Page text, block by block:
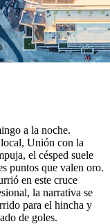
a la noche.
Unión con la
el césped suele
puntos que valen oro.
en este cruce
la narrativa se
para el hincha y
de goles.